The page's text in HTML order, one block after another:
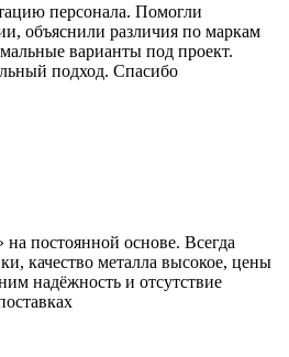
персонала. Помогли
объяснили различия по маркам
варианты под проект.
подход. Спасибо
на постоянной основе. Всегда
качество металла высокое, цены
надёжность и отсутствие